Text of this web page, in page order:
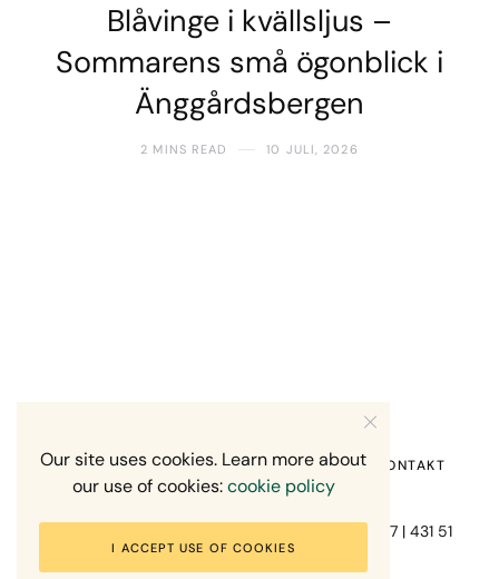
Blåvinge i kvällsljus –
Sommarens små ögonblick i
Änggårdsbergen
2 MINS READ 10 JULI, 2026
Fotograf Mikael Svensson | Gundefjällsgatan 407 | 431 51
Mölndal | +46-70-7671863
HEM OM MIG RECENSION OM MIG KONTAKT
Our site uses cookies. Learn more about
our use of cookies:cookie policy
I ACCEPT USE OF COOKIES